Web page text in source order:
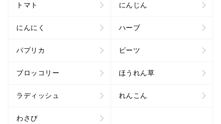
トマト にんじん
にんにく ハーブ
パプリカ ビーツ
ブロッコリー ほうれん草
ラディッシュ れんこん
わさび